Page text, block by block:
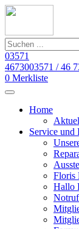
03571
4673003571 / 46
0 Merkliste
Home
Service und
Floris
Hallo